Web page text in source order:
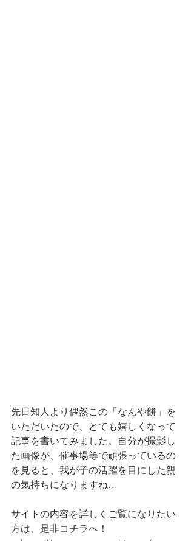
先日知人より偶然この「なんや餅」を
いただいたので、とても嬉しくなって
記事を書いてみました。自分が撮影し
た画像が、催事場等で頑張っているの
を見ると、我が子の活躍を目にした親
の気持ちになりますね…
サイトの内容を詳しくご覧になりたい
方は、是非コチラへ！